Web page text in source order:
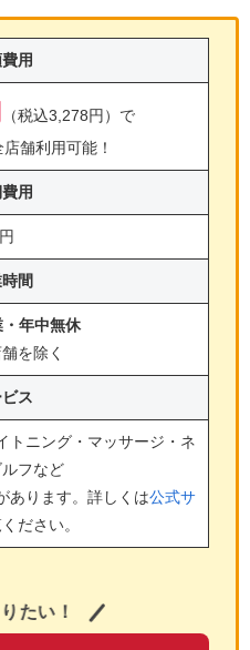
用
（税込3,278円）で
舗利用可能！
用
間
年中無休
を除く
ス
トニング・マッサージ・ネ
フなど
あります。詳しくは公式サ
ださい。
たい！